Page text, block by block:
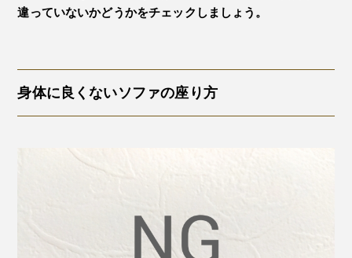
違っていないかどうかをチェックしましょう。
身体に良くないソファの座り方